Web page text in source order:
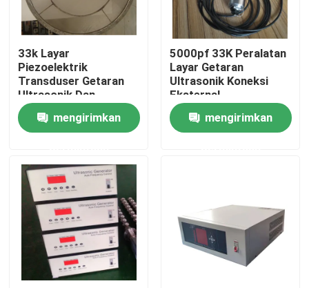
Tur Pabrik
Kontrol kualitas
Hubungi kami
Ultrasonic Transducer pembersihan
Tinggi daya Ultrasonic Transducer
Multi frekuensi Ultrasonic Transducer
33k Layar
Piezoelektrik
Transduser Getaran
Ultrasonik Dan
Peralatan Generator
mengirimkan
5000pf 33K Peralatan
Layar Getaran
Ultrasonik Koneksi
Eksternal
mengirimkan